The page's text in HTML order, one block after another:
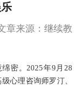
章来源：继续教
密。2025年9月28
心理咨询师罗汀、